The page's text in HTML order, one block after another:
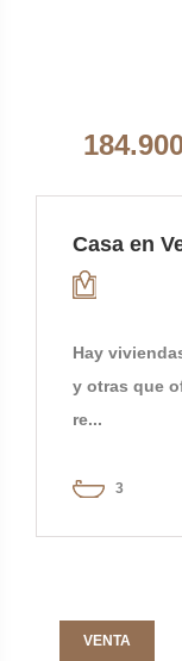
Casa en
Hay
y otras que
re...
3
VENTA